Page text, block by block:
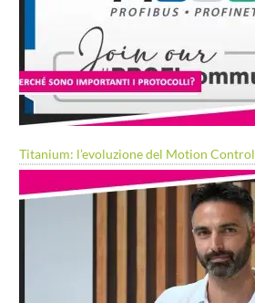
Titanium: l’evoluzione del Motion Control